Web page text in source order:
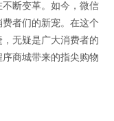
断变革。如今，微信
者们的新宠。在这个
无疑是广大消费者的
商城带来的指尖购物